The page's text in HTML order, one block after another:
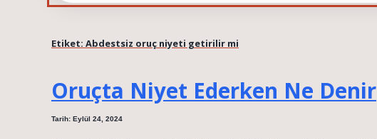
Etiket: Abdestsiz oruç niyeti getirilir mi
Oruçta Niyet Ederken Ne Denir
Tarih: Eylül 24, 2024